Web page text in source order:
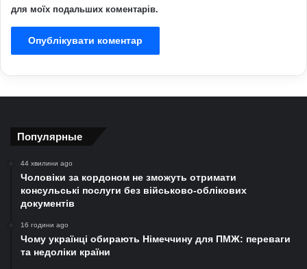
для моїх подальших коментарів.
Популярные
44 хвилини ago
Чоловіки за кордоном не зможуть отримати
консульські послуги без військово-облікових
документів
16 години ago
Чому українці обирають Німеччину для ПМЖ: переваги
та недоліки країни